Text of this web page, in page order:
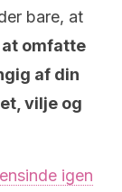
bare, at
omfatte
af din
vilje og
igen